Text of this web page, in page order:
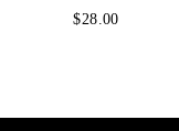
$28.00